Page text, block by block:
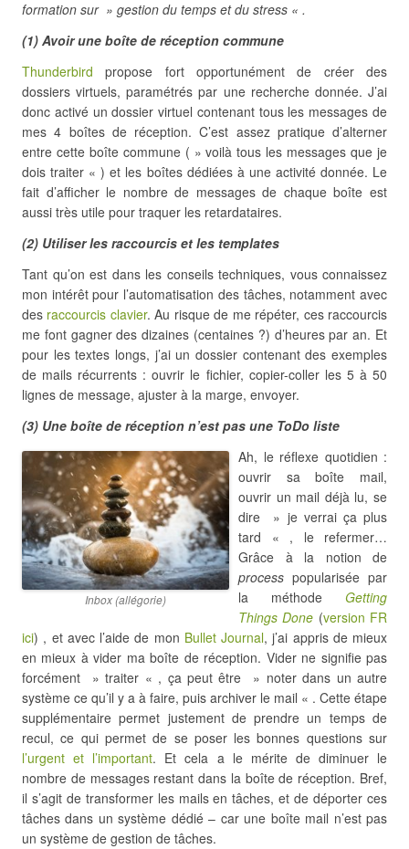
formation sur » gestion du temps et du stress « .
(1) Avoir une boîte de réception commune
Thunderbird propose fort opportunément de créer des
dossiers virtuels, paramétrés par une recherche donnée. J’ai
donc activé un dossier virtuel contenant tous les messages de
mes 4 boîtes de réception. C’est assez pratique d’alterner
entre cette boîte commune ( » voilà tous les messages que je
dois traiter « ) et les boîtes dédiées à une activité donnée. Le
fait d’afficher le nombre de messages de chaque boîte est
aussi très utile pour traquer les retardataires.
(2) Utiliser les raccourcis et les templates
Tant qu’on est dans les conseils techniques, vous connaissez
mon intérêt pour l’automatisation des tâches, notamment avec
des raccourcis clavier. Au risque de me répéter, ces raccourcis
me font gagner des dizaines (centaines ?) d’heures par an. Et
pour les textes longs, j’ai un dossier contenant des exemples
de mails récurrents : ouvrir le fichier, copier-coller les 5 à 50
lignes de message, ajuster à la marge, envoyer.
(3) Une boîte de réception n’est pas une ToDo liste
Inbox (allégorie)
Ah, le réflexe quotidien :
ouvrir sa boîte mail,
ouvrir un mail déjà lu, se
dire » je verrai ça plus
tard « , le refermer…
Grâce à la notion de
process popularisée par
la méthode Getting
Things Done (version FR
ici) , et avec l’aide de mon Bullet Journal, j’ai appris de mieux
en mieux à vider ma boîte de réception. Vider ne signifie pas
forcément » traiter « , ça peut être » noter dans un autre
système ce qu’il y a à faire, puis archiver le mail « . Cette étape
supplémentaire permet justement de prendre un temps de
recul, ce qui permet de se poser les bonnes questions sur
l’urgent et l’important. Et cela a le mérite de diminuer le
nombre de messages restant dans la boîte de réception. Bref,
il s’agit de transformer les mails en tâches, et de déporter ces
tâches dans un système dédié – car une boîte mail n’est pas
un système de gestion de tâches.